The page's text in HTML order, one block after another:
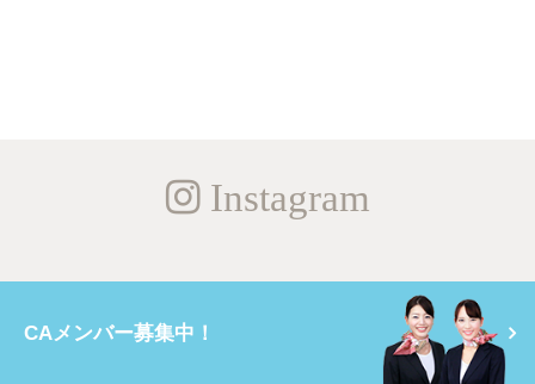
Instagram
CAメンバー募集中！